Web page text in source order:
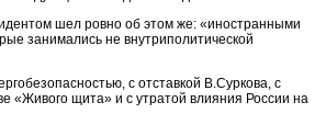
шел ровно об этом же: «иностранными
занимались не внутриполитической
с отставкой В.Суркова, с
«Живого щита» и с утратой влияния России на